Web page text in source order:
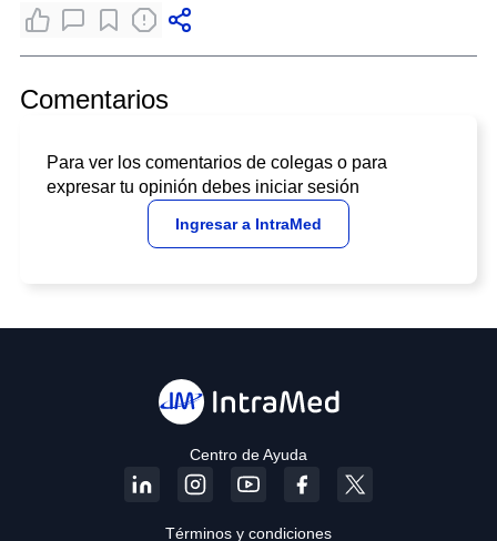
Comentarios
Para ver los comentarios de colegas o para
expresar tu opinión debes iniciar sesión
Ingresar a IntraMed
Centro de Ayuda
Términos y condiciones